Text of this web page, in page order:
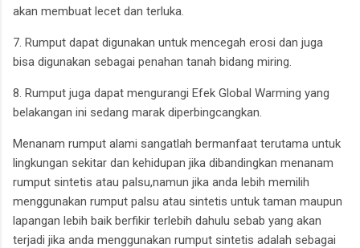
akan membuat lecet dan terluka.
7. Rumput dapat digunakan untuk mencegah erosi dan juga
bisa digunakan sebagai penahan tanah bidang miring.
8. Rumput juga dapat mengurangi Efek Global Warming yang
belakangan ini sedang marak diperbingcangkan.
Menanam rumput alami sangatlah bermanfaat terutama untuk
lingkungan sekitar dan kehidupan jika dibandingkan menanam
rumput sintetis atau palsu,namun jika anda lebih memilih
menggunakan rumput palsu atau sintetis untuk taman maupun
lapangan lebih baik berfikir terlebih dahulu sebab yang akan
terjadi jika anda menggunakan rumput sintetis adalah sebagai